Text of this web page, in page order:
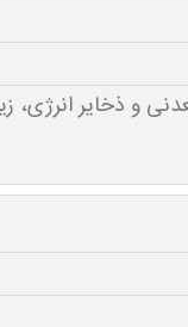
و ذخایر انرژی،